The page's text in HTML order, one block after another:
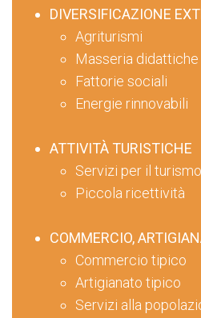
DIVERSIFICAZIONE
Agriturismi
Masseria didattiche
Fattorie sociali
Energie rinnovabili
ATTIVITÀ TURISTICHE
Servizi per il turismo
Piccola ricettività
COMMERCIO,
Commercio tipico
Artigianato tipico
Servizi alla